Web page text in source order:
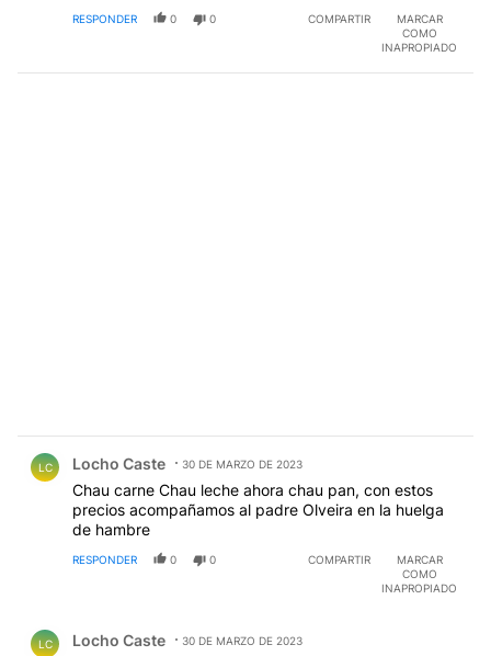
RESPONDER 0 0 COMPARTIR
MARCAR
COMO
INAPROPIADO
LC Locho Caste 30 DE MARZO DE 2023
Chau carne Chau leche ahora chau pan, con estos
precios acompañamos al padre Olveira en la huelga
de hambre
RESPONDER 0 0 COMPARTIR
MARCAR
COMO
INAPROPIADO
LC Locho Caste 30 DE MARZO DE 2023